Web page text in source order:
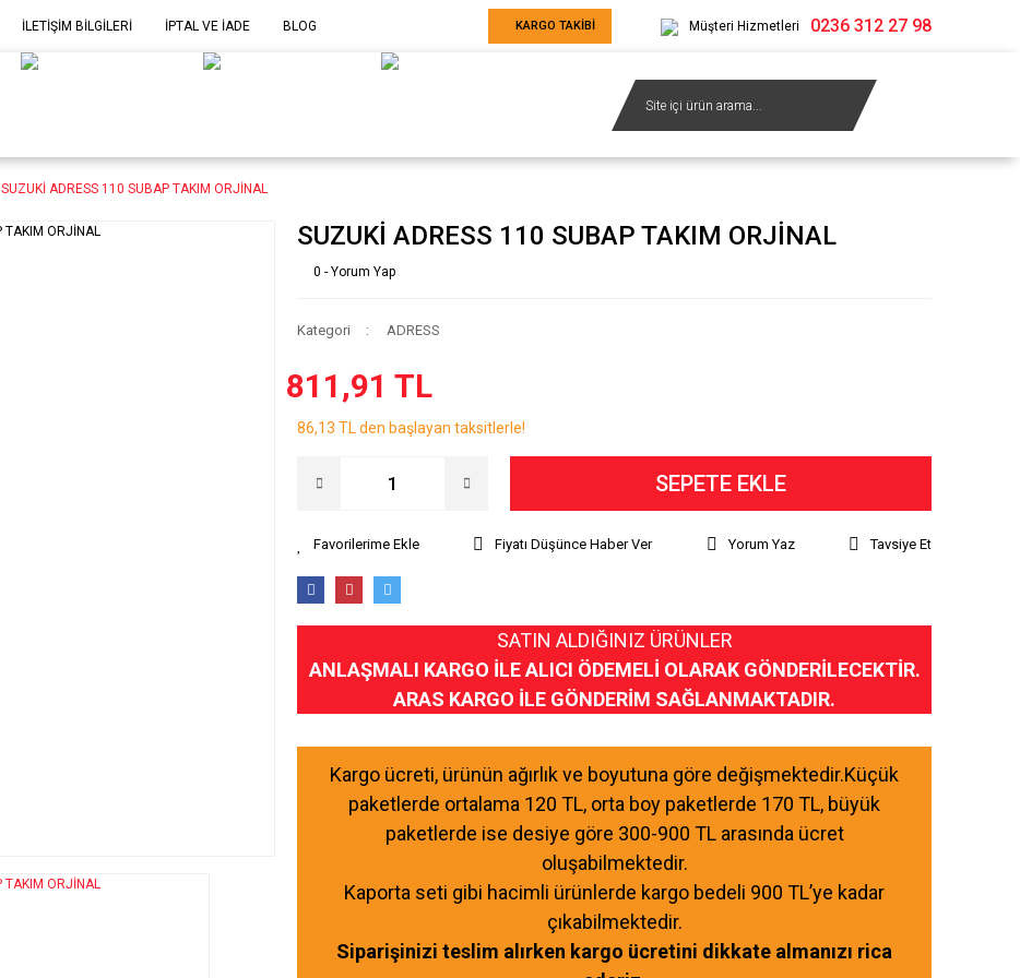
İLETİŞİM BİLGİLERİ İPTAL VE İADE BLOG KARGO TAKİBİ Müşteri Hizmetleri 0236 312 27 98
SUZUKİ ADRESS 110 SUBAP TAKIM ORJİNAL
SUZUKİ ADRESS 110 SUBAP TAKIM ORJİNAL
0 - Yorum Yap
Kategori ADRESS
811,91 TL
86,13 TL den başlayan taksitlerle!
SEPETE EKLE
Fiyatı Düşünce Haber Ver Yorum Yaz Tavsiye Et
SATIN ALDIĞINIZ ÜRÜNLER
ANLAŞMALI KARGO İLE ALICI ÖDEMELİ OLARAK GÖNDERİLECEKTİR.
ARAS KARGO İLE GÖNDERİM SAĞLANMAKTADIR.
Kargo ücreti, ürünün ağırlık ve boyutuna göre değişmektedir.Küçük
paketlerde ortalama 120 TL, orta boy paketlerde 170 TL, büyük
paketlerde ise desiye göre 300-900 TL arasında ücret
oluşabilmektedir.
Kaporta seti gibi hacimli ürünlerde kargo bedeli 900 TL’ye kadar
çıkabilmektedir.
Siparişinizi teslim alırken kargo ücretini dikkate almanızı rica